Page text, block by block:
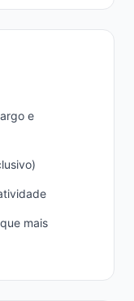
e
mais